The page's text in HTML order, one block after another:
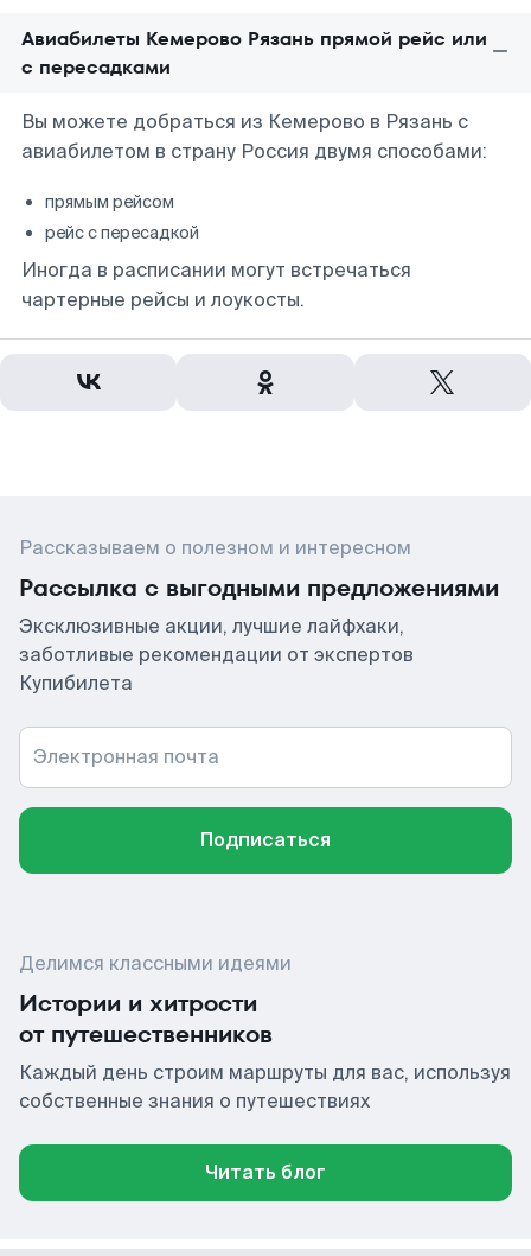
Авиабилеты Кемерово Рязань прямой рейс или
с пересадками
Вы можете добраться из Кемерово в Рязань с
авиабилетом в страну Россия двумя способами:
прямым рейсом
рейс с пересадкой
Иногда в расписании могут встречаться
чартерные рейсы и лоукосты.
Рассказываем о полезном и интересном
Рассылка с выгодными предложениями
Эксклюзивные акции, лучшие лайфхаки,
заботливые рекомендации от экспертов
Купибилета
Электронная почта
Подписаться
Делимся классными идеями
Истории и хитрости
от путешественников
Каждый день строим маршруты для вас, используя
собственные знания о путешествиях
Читать блог